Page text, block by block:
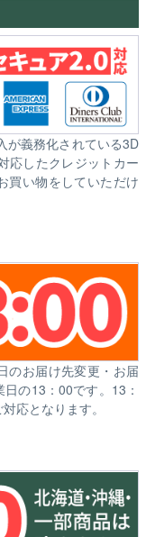
が義務化されている3D
応したクレジットカー
買い物をしていただけ
のお届け先変更・お届
の13：00です。13：
応となります。